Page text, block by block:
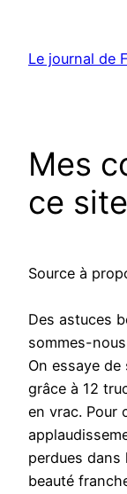
contenu
Le journal de
Mes
ce
Source à
Des astuces
sommes-
On essaye
grâce à 12
en vrac. Pour
perdues
beauté